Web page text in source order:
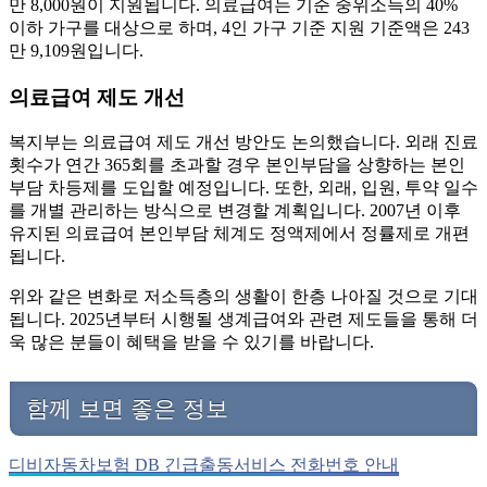
만 8,000원이 지원됩니다. 의료급여는 기준 중위소득의 40%
이하 가구를 대상으로 하며, 4인 가구 기준 지원 기준액은 243
만 9,109원입니다.
의료급여 제도 개선
복지부는 의료급여 제도 개선 방안도 논의했습니다. 외래 진료
횟수가 연간 365회를 초과할 경우 본인부담을 상향하는 본인
부담 차등제를 도입할 예정입니다. 또한, 외래, 입원, 투약 일수
를 개별 관리하는 방식으로 변경할 계획입니다. 2007년 이후
유지된 의료급여 본인부담 체계도 정액제에서 정률제로 개편
됩니다.
위와 같은 변화로 저소득층의 생활이 한층 나아질 것으로 기대
됩니다. 2025년부터 시행될 생계급여와 관련 제도들을 통해 더
욱 많은 분들이 혜택을 받을 수 있기를 바랍니다.
함께 보면 좋은 정보
디비자동차보험 DB 긴급출동서비스 전화번호 안내